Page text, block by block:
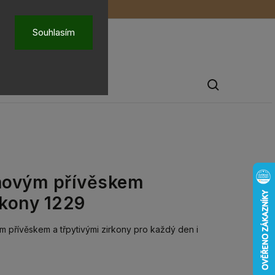
Souhlasím
přívěskem
1229
přívěskem a třpytivými zirkony pro každý den i